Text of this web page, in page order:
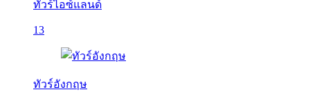
ทัวร์ไอซ์แลนด์
13
ทัวร์อังกฤษ